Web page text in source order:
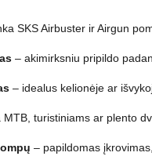
SKS Airbuster ir Airgun
– akimirksniu pripildo
– idealus kelionėje ar
MTB, turistiniams ar plento
– papildomas